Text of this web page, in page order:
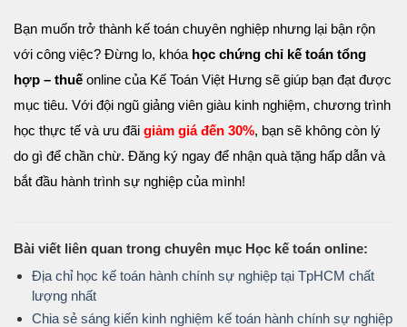
Bạn muốn trở thành kế toán chuyên nghiệp nhưng lại bận rộn
với công việc? Đừng lo, khóa học chứng chỉ kế toán tổng
hợp – thuế online của Kế Toán Việt Hưng sẽ giúp bạn đạt được
mục tiêu. Với đội ngũ giảng viên giàu kinh nghiệm, chương trình
học thực tế và ưu đãi giảm giá đến 30%, bạn sẽ không còn lý
do gì để chần chừ. Đăng ký ngay để nhận quà tặng hấp dẫn và
bắt đầu hành trình sự nghiệp của mình!
Bài viết liên quan trong chuyên mục Học kế toán online:
Địa chỉ học kế toán hành chính sự nghiệp tại TpHCM chất
lượng nhất
Chia sẻ sáng kiến kinh nghiệm kế toán hành chính sự nghiệp